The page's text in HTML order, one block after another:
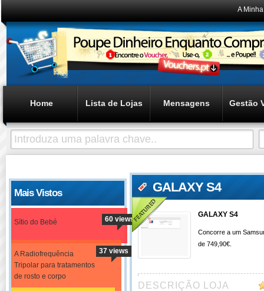
A
Home Lista de Lojas Mensagens Gestão
Mais Vistos
Sítio do Bebé 60 views
A Radiofrequência
Tripolar para tratamentos
de rosto e corpo
37 views
GALAXY S4
GALAXY S4
Concorre a um
de 749,90€.
DESCRIÇÃO LOJA